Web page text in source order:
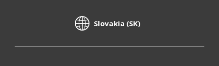
Slovakia (SK)